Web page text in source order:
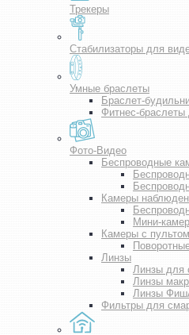
Трекеры
Стабилизаторы для
Умные браслеты
Браслет-
Фитнес-браслеты
Фото-Видео
Беспроводные
Камеры
Мини-
Камеры с пультом
Линзы
Линзы для
Линзы
Линзы
Фильтры для